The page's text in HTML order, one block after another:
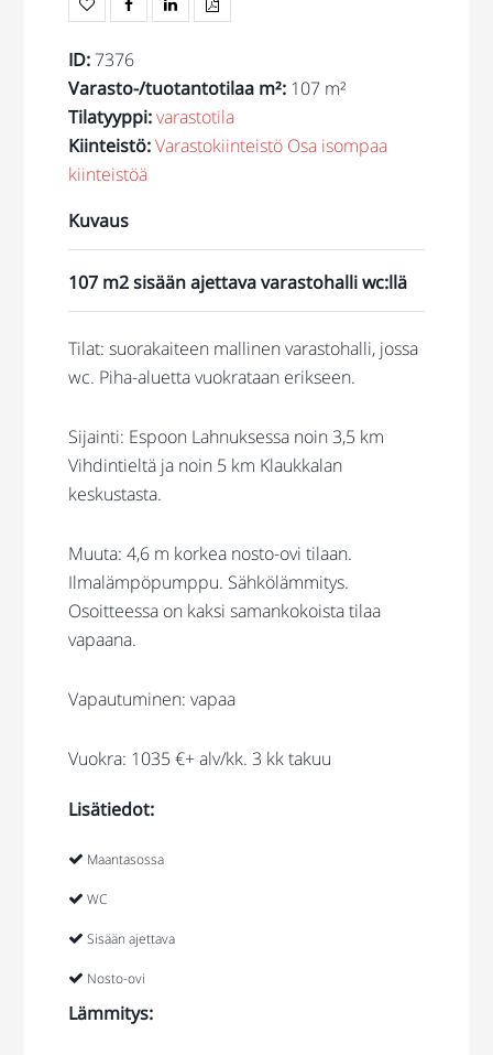
ID: 7376
Varasto-/tuotantotilaa m²: 107 m²
Tilatyyppi:varastotila
Kiinteistö:Varastokiinteistö Osa isompaa
kiinteistöä
Kuvaus
107 m2 sisään ajettava varastohalli wc:llä
Tilat: suorakaiteen mallinen varastohalli, jossa
wc. Piha-aluetta vuokrataan erikseen.
Sijainti: Espoon Lahnuksessa noin 3,5 km
Vihdintieltä ja noin 5 km Klaukkalan
keskustasta.
Muuta: 4,6 m korkea nosto-ovi tilaan.
Ilmalämpöpumppu. Sähkölämmitys.
Osoitteessa on kaksi samankokoista tilaa
vapaana.
Vapautuminen: vapaa
Vuokra: 1035 €+ alv/kk. 3 kk takuu
Lisätiedot:
Maantasossa
WC
Sisään ajettava
Nosto-ovi
Lämmitys: